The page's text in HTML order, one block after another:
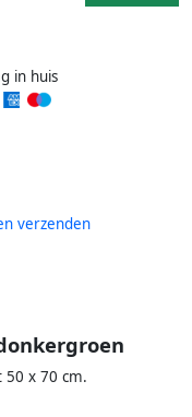
in huis
verzenden
50 x 70 cm.